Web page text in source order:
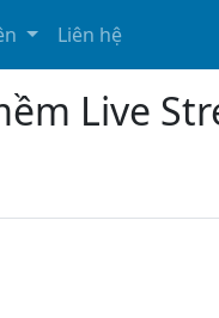
Liên hệ
Live